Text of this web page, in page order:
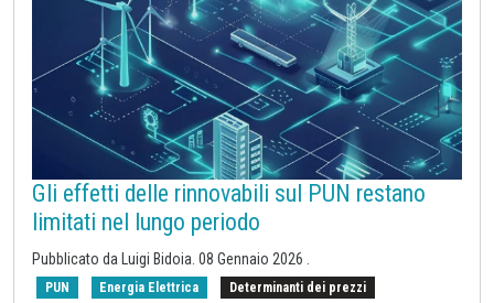
Gli effetti delle rinnovabili sul PUN restano
limitati nel lungo periodo
Pubblicato da Luigi Bidoia 08 Gennaio 2026
PUN Energia Elettrica Determinanti dei prezzi